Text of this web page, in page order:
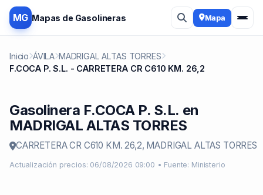
MG Mapas de Gasolineras Mapa
Inicio ÁVILA MADRIGAL ALTAS TORRES
F.COCA P. S.L. - CARRETERA CR C610 KM. 26,2
Gasolinera F.COCA P. S.L. en
MADRIGAL ALTAS TORRES
CARRETERA CR C610 KM. 26,2, MADRIGAL ALTAS TORRES
Actualización precios: 06/08/2026 09:00 • Fuente: Ministerio